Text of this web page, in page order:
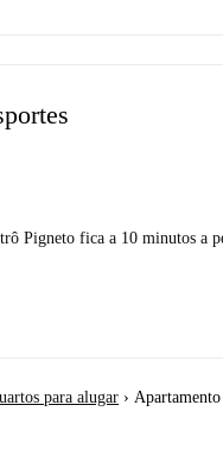
Pigneto fica a 10 minutos a
para alugar ›